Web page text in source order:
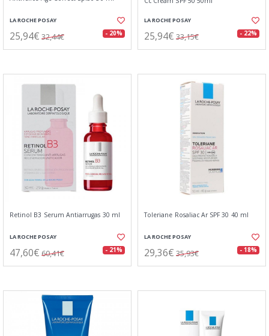
LA ROCHE POSAY
25,94€ 32,44€ - 20%
LA ROCHE POSAY
25,94€ 33,15€ - 22%
Retinol B3 Serum Antiarrugas 30 ml
LA ROCHE POSAY
47,60€ 60,41€ - 21%
Toleriane Rosaliac Ar SPF 30 40 ml
LA ROCHE POSAY
29,36€ 35,93€ - 18%